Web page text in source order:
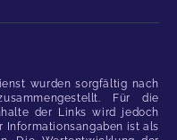
wurden sorgfältig nach
Für die
der Links wird jedoch
Informationsangaben ist als